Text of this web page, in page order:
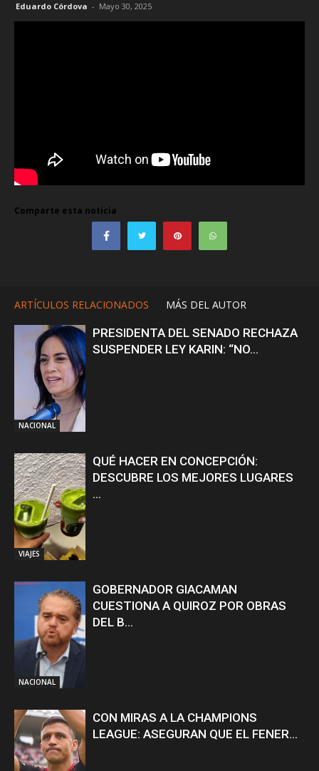
Eduardo Córdova - Mayo 30, 2025
Comparte esta noticia
ARTÍCULOS RELACIONADOS MÁS DEL AUTOR
NACIONAL
PRESIDENTA DEL SENADO RECHAZA
SUSPENDER LEY KARIN: “NO...
VIAJES
QUÉ HACER EN CONCEPCIÓN:
DESCUBRE LOS MEJORES LUGARES
...
NACIONAL
GOBERNADOR GIACAMAN
CUESTIONA A QUIROZ POR OBRAS
DEL B...
CON MIRAS A LA CHAMPIONS
LEAGUE: ASEGURAN QUE EL FENER...